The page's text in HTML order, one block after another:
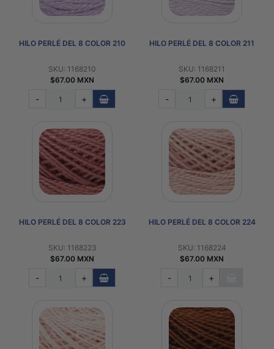
HILO PERLÉ DEL 8 COLOR 210
SKU: 1168210
$67.00 MXN
- +
HILO PERLÉ DEL 8 COLOR 211
SKU: 1168211
$67.00 MXN
- +
HILO PERLÉ DEL 8 COLOR 223
SKU: 1168223
$67.00 MXN
- +
HILO PERLÉ DEL 8 COLOR 224
SKU: 1168224
$67.00 MXN
- +